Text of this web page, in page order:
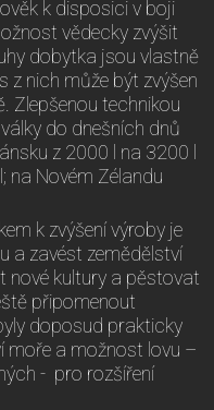
k disposici v boji
vědecky zvýšit
dobytka jsou vlastně
z nich může být zvýšen
Zlepšenou technikou
do dnešních dnů
z 2000 l na 3200 l
na Novém Zélandu
k zvýšení výroby je
a zavést zemědělství
nové kultury a pěstovat
připomenout
doposud prakticky
moře a možnost lovu –
- pro rozšíření